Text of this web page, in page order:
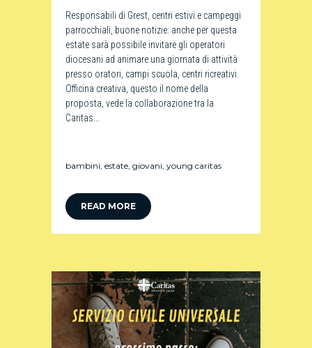
Responsabili di Grest, centri estivi e campeggi
parrocchiali, buone notizie: anche per questa
estate sarà possibile invitare gli operatori
diocesani ad animare una giornata di attività
presso oratori, campi scuola, centri ricreativi.
Officina creativa, questo il nome della
proposta, vede la collaborazione tra la
Caritas...
bambini estate giovani young caritas
READ MORE